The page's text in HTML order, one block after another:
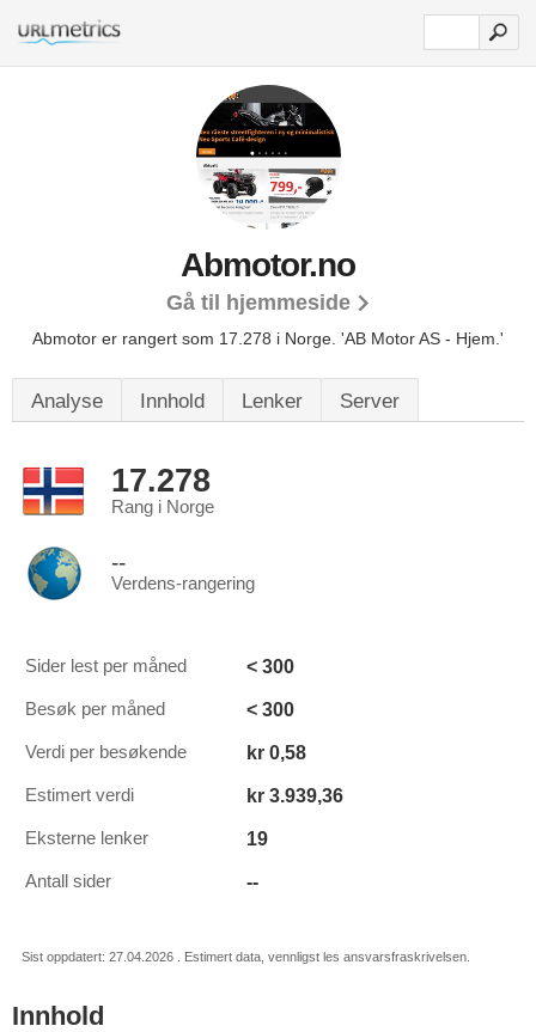
Abmotor.no
Gå til hjemmeside
Abmotor er rangert som 17.278 i Norge. 'AB Motor AS - Hjem.'
Analyse Innhold Lenker Server
17.278
Rang i Norge
--
Verdens-rangering
Sider lest per måned < 300
Besøk per måned < 300
Verdi per besøkende kr 0,58
Estimert verdi kr 3.939,36
Eksterne lenker 19
Antall sider --
Sist oppdatert: 27.04.2026 . Estimert data, vennligst les ansvarsfraskrivelsen.
Innhold